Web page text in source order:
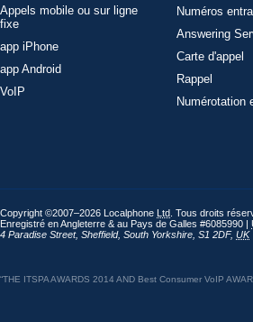
Appels mobile ou sur ligne
fixe
app iPhone
app Android
VoIP
Numéros
Answering
Carte d'appel
Rappel
Numérotation
Copyright ©2007–2026 Localphone Ltd . Tous droits
Enregistré en Angleterre & au Pays de Galles #6085990 |
4 Paradise Street, Sheffield, South Yorkshire S1 2DF, UK
“THE ITSPA AWARDS 2014 AND Best Consumer VoIP